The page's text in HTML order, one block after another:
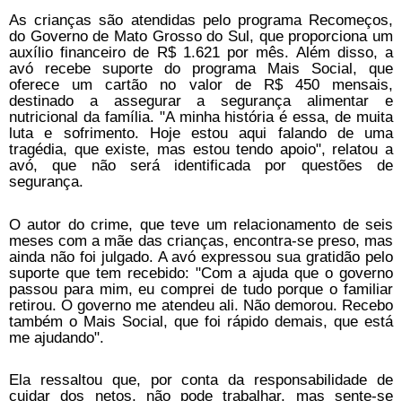
As crianças são atendidas pelo programa Recomeços,
do Governo de Mato Grosso do Sul, que proporciona um
auxílio financeiro de R$ 1.621 por mês. Além disso, a
avó recebe suporte do programa Mais Social, que
oferece um cartão no valor de R$ 450 mensais,
destinado a assegurar a segurança alimentar e
nutricional da família. "A minha história é essa, de muita
luta e sofrimento. Hoje estou aqui falando de uma
tragédia, que existe, mas estou tendo apoio", relatou a
avó, que não será identificada por questões de
segurança.
O autor do crime, que teve um relacionamento de seis
meses com a mãe das crianças, encontra-se preso, mas
ainda não foi julgado. A avó expressou sua gratidão pelo
suporte que tem recebido: "Com a ajuda que o governo
passou para mim, eu comprei de tudo porque o familiar
retirou. O governo me atendeu ali. Não demorou. Recebo
também o Mais Social, que foi rápido demais, que está
me ajudando".
Ela ressaltou que, por conta da responsabilidade de
cuidar dos netos, não pode trabalhar, mas sente-se